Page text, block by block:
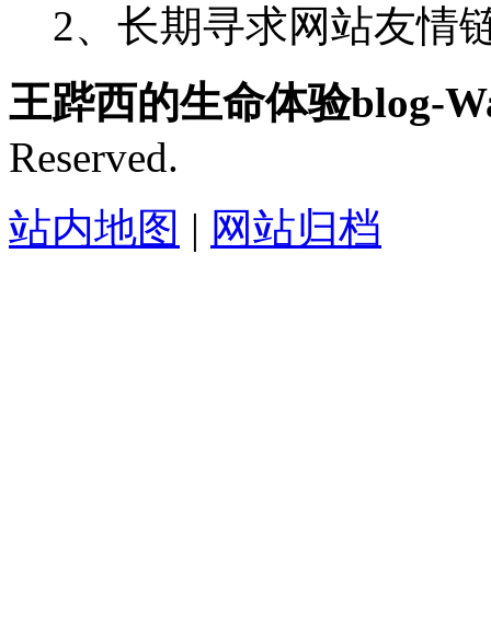
2、长期寻求网站友情
王跸西的生命体验blog-
Reserved.
站内地图 | 网站归档